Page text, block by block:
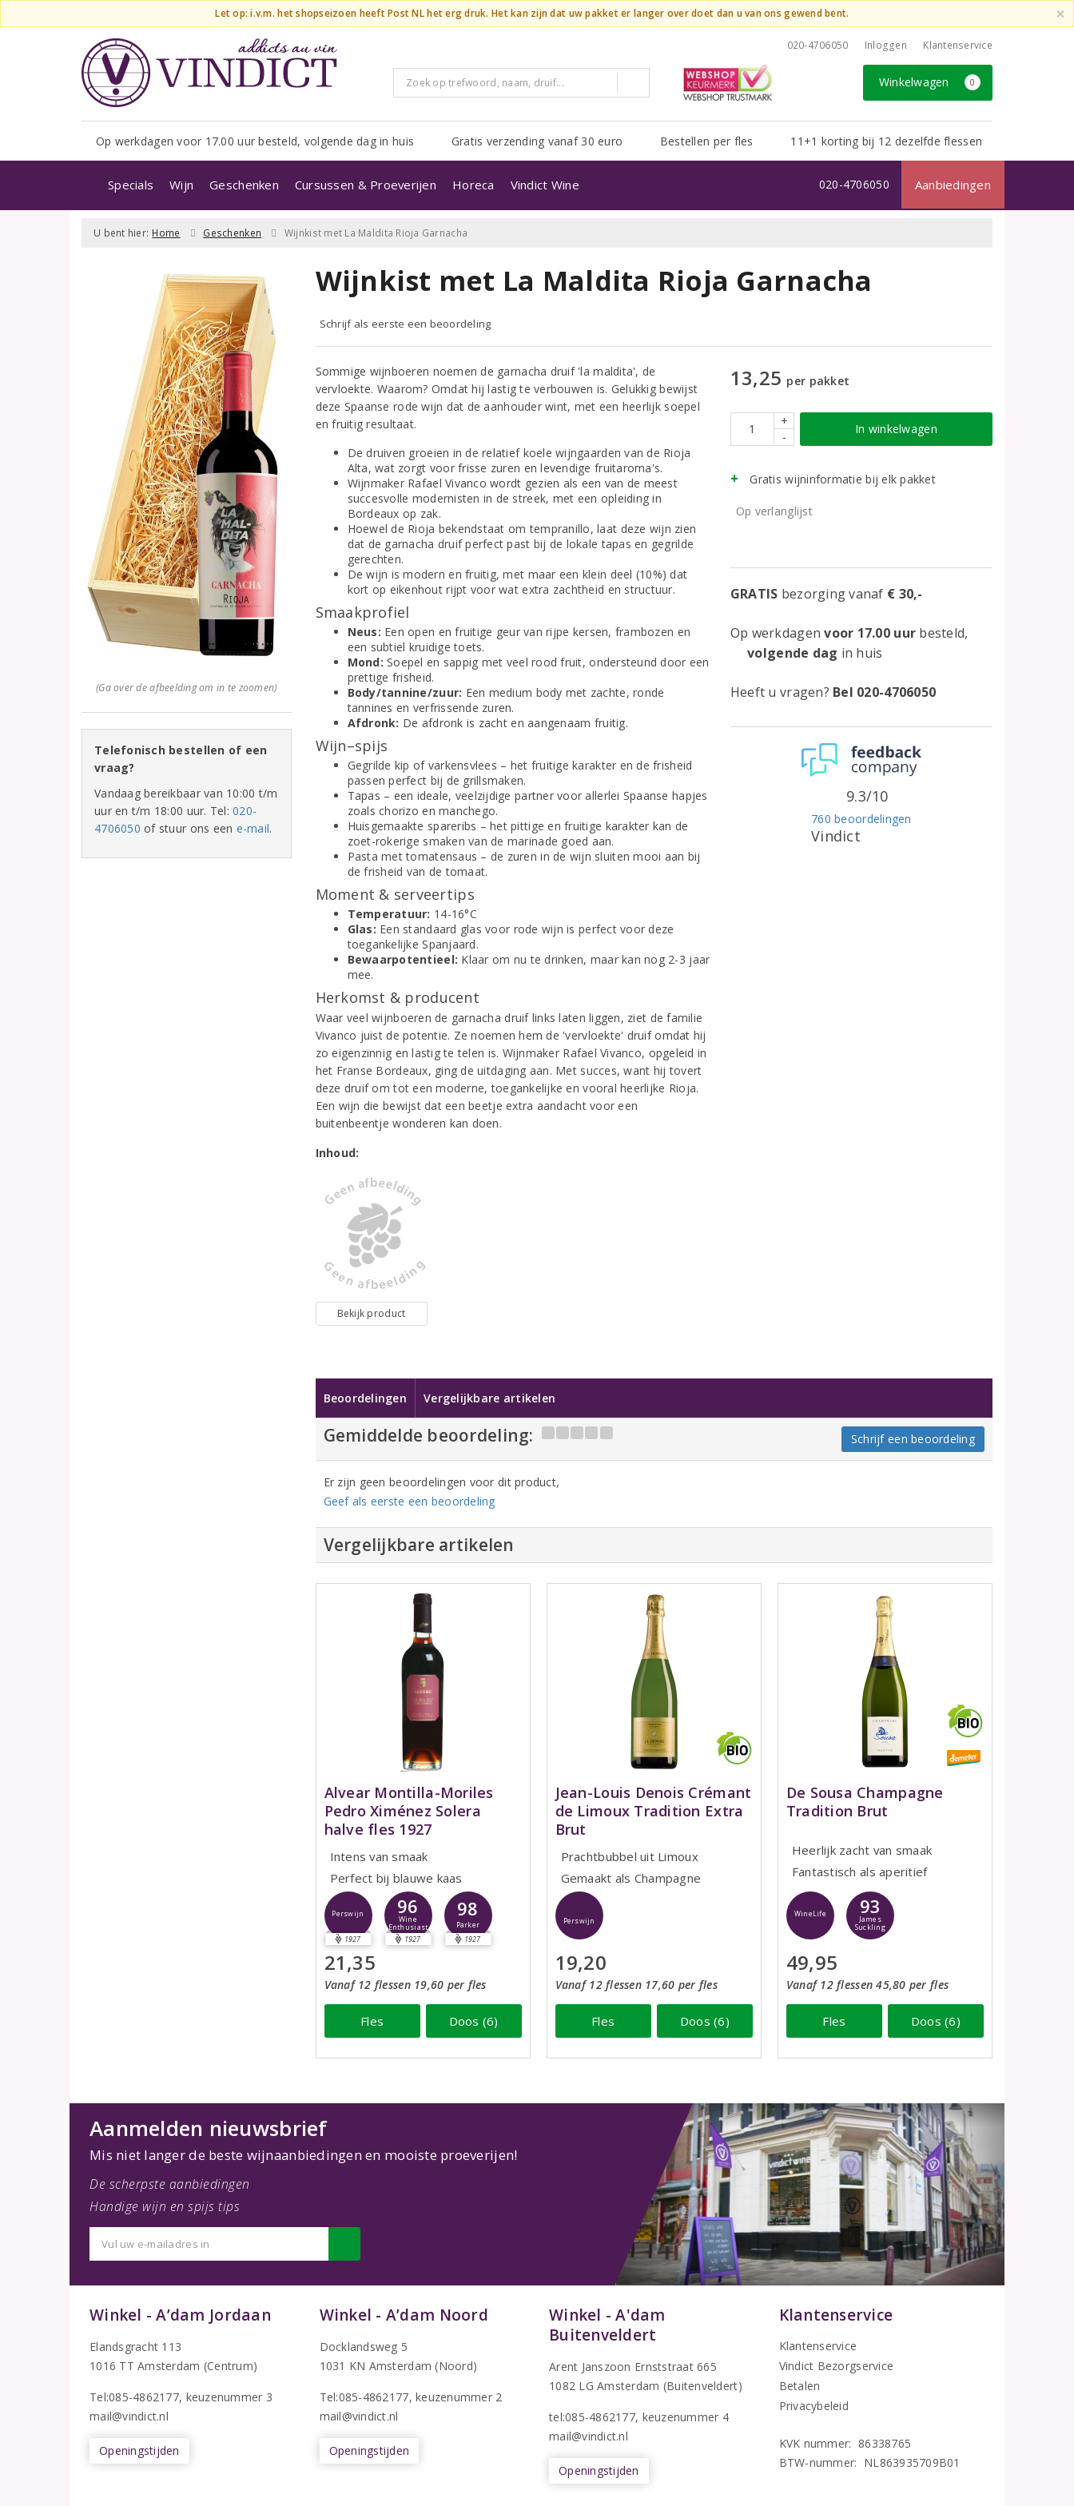
Let op: i.v.m. het shopseizoen heeft Post NL het erg druk. Het kan zijn dat uw pakket er langer over doet dan u van ons gewend bent. ×
020-4706050 Inloggen Klantenservice
Winkelwagen 0
Op werkdagen voor 17.00 uur besteld, volgende dag in huis Gratis verzending vanaf 30 euro Bestellen per fles 11+1 korting bij 12 dezelfde flessen
Specials Wijn Geschenken Cursussen & Proeverijen Horeca Vindict Wine Aanbiedingen
020-4706050
U bent hier: Home Geschenken Wijnkist met La Maldita Rioja Garnacha
(Ga over de afbeelding om in te zoomen)
Telefonisch bestellen of een
vraag?
Vandaag bereikbaar van 10:00 t/m
uur en t/m 18:00 uur. Tel:020-
4706050 of stuur ons een e-mail.
Wijnkist met La Maldita Rioja Garnacha
Schrijf als eerste een beoordeling
Sommige wijnboeren noemen de garnacha druif 'la maldita', de
vervloekte. Waarom? Omdat hij lastig te verbouwen is. Gelukkig bewijst
deze Spaanse rode wijn dat de aanhouder wint, met een heerlijk soepel
en fruitig resultaat.
De druiven groeien in de relatief koele wijngaarden van de Rioja
Alta, wat zorgt voor frisse zuren en levendige fruitaroma's.
Wijnmaker Rafael Vivanco wordt gezien als een van de meest
succesvolle modernisten in de streek, met een opleiding in
Bordeaux op zak.
Hoewel de Rioja bekendstaat om tempranillo, laat deze wijn zien
dat de garnacha druif perfect past bij de lokale tapas en gegrilde
gerechten.
De wijn is modern en fruitig, met maar een klein deel (10%) dat
kort op eikenhout rijpt voor wat extra zachtheid en structuur.
Smaakprofiel
Neus: Een open en fruitige geur van rijpe kersen, frambozen en
een subtiel kruidige toets.
Mond: Soepel en sappig met veel rood fruit, ondersteund door een
prettige frisheid.
Body/tannine/zuur: Een medium body met zachte, ronde
tannines en verfrissende zuren.
Afdronk: De afdronk is zacht en aangenaam fruitig.
Wijn–spijs
Gegrilde kip of varkensvlees – het fruitige karakter en de frisheid
passen perfect bij de grillsmaken.
Tapas – een ideale, veelzijdige partner voor allerlei Spaanse hapjes
zoals chorizo en manchego.
Huisgemaakte spareribs – het pittige en fruitige karakter kan de
zoet-rokerige smaken van de marinade goed aan.
Pasta met tomatensaus – de zuren in de wijn sluiten mooi aan bij
de frisheid van de tomaat.
Moment & serveertips
Temperatuur: 14-16°C
Glas: Een standaard glas voor rode wijn is perfect voor deze
toegankelijke Spanjaard.
Bewaarpotentieel: Klaar om nu te drinken, maar kan nog 2-3 jaar
mee.
Herkomst & producent
Waar veel wijnboeren de garnacha druif links laten liggen, ziet de familie
Vivanco juist de potentie. Ze noemen hem de 'vervloekte' druif omdat hij
zo eigenzinnig en lastig te telen is. Wijnmaker Rafael Vivanco, opgeleid in
het Franse Bordeaux, ging de uitdaging aan. Met succes, want hij tovert
deze druif om tot een moderne, toegankelijke en vooral heerlijke Rioja.
Een wijn die bewijst dat een beetje extra aandacht voor een
buitenbeentje wonderen kan doen.
Inhoud:
Bekijk product
13,25 per pakket
+
-
In winkelwagen
Gratis wijninformatie bij elk pakket
Op verlanglijst
GRATIS bezorging vanaf € 30,-
Op werkdagenvoor 17.00 uur besteld,
volgende dag in huis
Heeft u vragen? Bel 020-4706050
Vindict
760 beoordelingen
9.3/10
Beoordelingen Vergelijkbare artikelen
Gemiddelde beoordeling: Schrijf een beoordeling
Er zijn geen beoordelingen voor dit product,
Geef als eerste een beoordeling
Vergelijkbare artikelen
Alvear Montilla-Moriles
Pedro Ximénez Solera
halve fles 1927
Intens van smaak
Perfect bij blauwe kaas
Perswijn
1927
96
Wine
Enthusiast
1927
98
Parker
1927
21,35
Vanaf 12 flessen 19,60 per fles
Fles Doos (6)
Jean-Louis Denois Crémant
de Limoux Tradition Extra
Brut
Prachtbubbel uit Limoux
Gemaakt als Champagne
Perswijn
19,20
Vanaf 12 flessen 17,60 per fles
Fles Doos (6)
De Sousa Champagne
Tradition Brut
Heerlijk zacht van smaak
Fantastisch als aperitief
WineLife 93
James
Suckling
49,95
Vanaf 12 flessen 45,80 per fles
Fles Doos (6)
Aanmelden nieuwsbrief
Mis niet langer de beste wijnaanbiedingen en mooiste proeverijen!
De scherpste aanbiedingen
Handige wijn en spijs tips
Winkel - A’dam Jordaan
Elandsgracht 113
1016 TT Amsterdam (Centrum)
Tel:085-4862177, keuzenummer 3
mail@vindict.nl
Openingstijden
Winkel - A’dam Noord
Docklandsweg 5
1031 KN Amsterdam (Noord)
Tel:085-4862177, keuzenummer 2
mail@vindict.nl
Openingstijden
Winkel - A'dam
Buitenveldert
Arent Janszoon Ernststraat 665
1082 LG Amsterdam (Buitenveldert)
tel:085-4862177, keuzenummer 4
mail@vindict.nl
Openingstijden
Klantenservice
Klantenservice
Vindict Bezorgservice
Betalen
Privacybeleid
KVK nummer: 86338765
BTW-nummer: NL863935709B01